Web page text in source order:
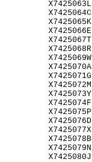
X7425063L
X7425064C
X7425065K
X7425066E
X7425067T
X7425068R
X7425069W
X7425070A
X7425071G
X7425072M
X7425073Y
X7425074F
X7425075P
X7425076D
X7425077X
X7425078B
X7425079N
X7425080J